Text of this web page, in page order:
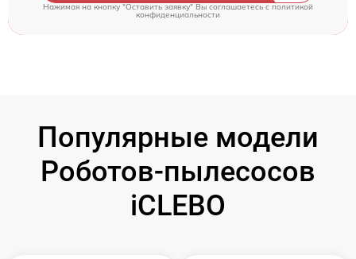
Нажимая на кнопку "Оставить заявку" Вы соглашаетесь cполитикой
конфиденциальности
Популярные модели
Роботов-пылесосов
iCLEBO